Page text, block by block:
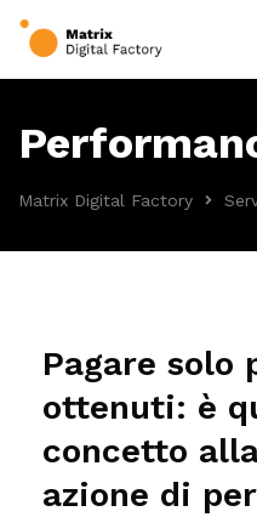
Matrix Digital Factory
Pagare
ottenuti: è
concetto
azione di